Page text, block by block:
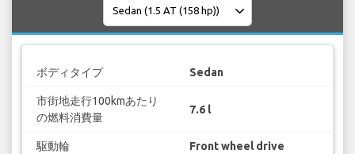
ボディタイプ Sedan
市街地走行100kmあたり
の燃料消費量
7.6 l
駆動輪 Front wheel drive